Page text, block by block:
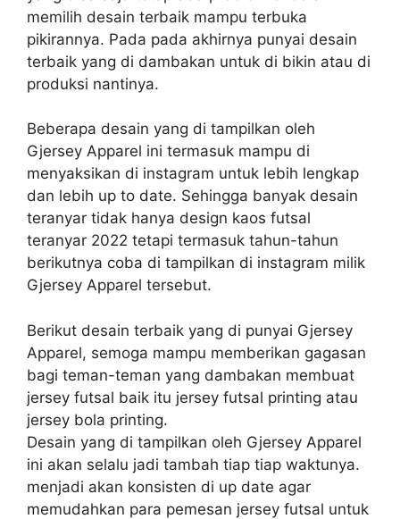
memilih desain terbaik mampu terbuka
pikirannya. Pada pada akhirnya punyai desain
terbaik yang di dambakan untuk di bikin atau di
produksi nantinya.
Beberapa desain yang di tampilkan oleh
Gjersey Apparel ini termasuk mampu di
menyaksikan di instagram untuk lebih lengkap
dan lebih up to date. Sehingga banyak desain
teranyar tidak hanya design kaos futsal
teranyar 2022 tetapi termasuk tahun-tahun
berikutnya coba di tampilkan di instagram milik
Gjersey Apparel tersebut.
Berikut desain terbaik yang di punyai Gjersey
Apparel, semoga mampu memberikan gagasan
bagi teman-teman yang dambakan membuat
jersey futsal baik itu jersey futsal printing atau
jersey bola printing.
Desain yang di tampilkan oleh Gjersey Apparel
ini akan selalu jadi tambah tiap tiap waktunya.
menjadi akan konsisten di up date agar
memudahkan para pemesan jersey futsal untuk